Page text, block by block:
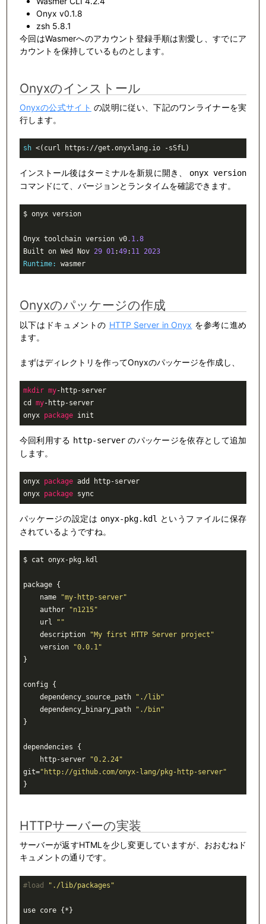
Onyx v0.1.8
zsh 5.8.1
今回はWasmerへのアカウント登録手順は割愛し、すでにア
カウントを保持しているものとします。
Onyxのインストール
Onyxの公式サイト の説明に従い、下記のワンライナーを実
行します。
sh <(curl https://get.onyxlang.io -sSfL)
インストール後はターミナルを新規に開き、 onyx version
コマンドにて、バージョンとランタイムを確認できます。
$ onyx version
Onyx toolchain version v0.1.8
Built on Wed Nov 29 01:49: 11 2023
Runtime:
wasmer
Onyxのパッケージの作成
以下はドキュメントの HTTP Server in Onyx を参考に進め
ます。
まずはディレクトリを作ってOnyxのパッケージを作成し、
mkdir my-http-server
cd my-http-server
onyx package init
今回利用する http-serverのパッケージを依存として追加
します。
onyx package add http-server
onyx package sync
パッケージの設定は onyx-pkg.kdl
というファイルに保存
されているようですね。
$ cat onyx-pkg.kdl
package {
    name
"my-http-server"
    author
"n1215"
    url
""
    description
"My first HTTP Server project"
    version
"0.0.1"
}
config {
    dependency_source_path
"./lib"
    dependency_binary_path
"./bin"
}
dependencies {
    http-server
"0.2.24"
git="http://github.com/onyx-lang/pkg-http-server"
}
HTTPサーバーの実装
サーバーが返すHTMLを少し変更していますが、おおむねド
キュメントの通りです。
#load "./lib/packages"
use core {*}